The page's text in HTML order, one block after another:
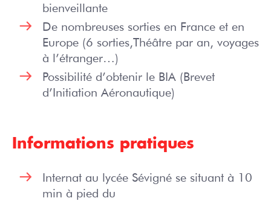
bienveillante
De nombreuses sorties en France et en
Europe (6 sorties,Théâtre par an, voyages
à l’étranger…)
Possibilité d’obtenir le BIA (Brevet
d’Initiation Aéronautique)
Informations pratiques
Internat au lycée Sévigné se situant à 10
min à pied du